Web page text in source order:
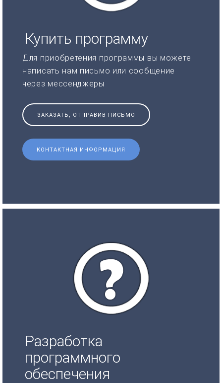
Купить программу
Для приобретения программы вы можете
написать нам письмо или сообщение
через мессенджеры
ЗАКАЗАТЬ, ОТПРАВИВ ПИСЬМО
КОНТАКТНАЯ ИНФОРМАЦИЯ
Разработка
программного
обеспечения